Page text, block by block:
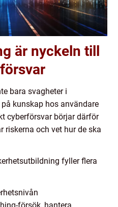
är nyckeln till
bara svagheter i
kunskap hos användare
cyberförsvar börjar därför
riskerna och vet hur de ska
fyller flera